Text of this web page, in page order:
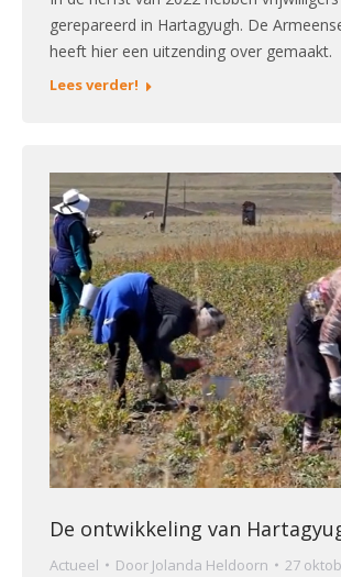
gerepareerd in Hartagyugh. De
heeft hier een uitzending over gemaakt.
Lees verder!
De ontwikkeling van
Actueel Door Jolanda Heldoorn 27